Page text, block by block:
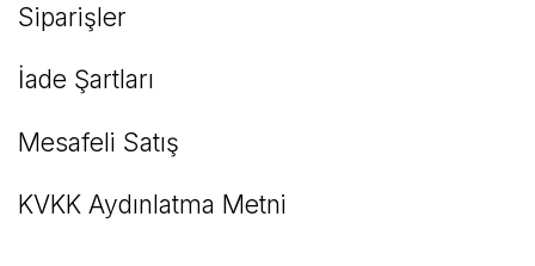
Siparişler
İade Şartları
Mesafeli Satış
KVKK Aydınlatma Metni